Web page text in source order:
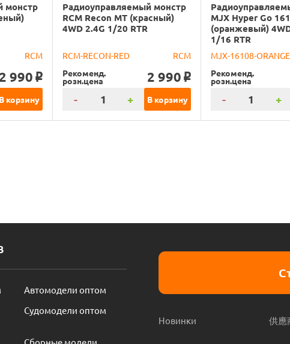
монстр
RCM
2 990 o
В корзину
Радиоуправляемый монстр
RCM Recon MT (красный)
4WD 2.4G 1/20 RTR
RCM-RECON-RED
RCM
Рекоменд.
розн.цена 2 990 o
- + В корзину
MJX Hyper Go
(оранжевый)
1/16 RTR
MJX-16108-ORANGE
Рекоменд.
розн.цена
- +
Автомодели оптом
Судомодели оптом
Новинки 供應